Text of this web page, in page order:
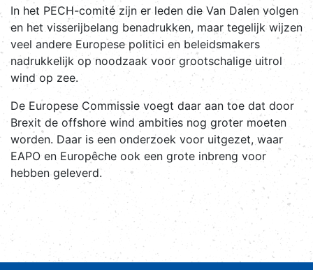
In het PECH-comité zijn er leden die Van Dalen volgen
en het visserijbelang benadrukken, maar tegelijk wijzen
veel andere Europese politici en beleidsmakers
nadrukkelijk op noodzaak voor grootschalige uitrol
wind op zee.
De Europese Commissie voegt daar aan toe dat door
Brexit de offshore wind ambities nog groter moeten
worden. Daar is een onderzoek voor uitgezet, waar
EAPO en Europêche ook een grote inbreng voor
hebben geleverd.